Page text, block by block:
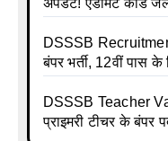
अपडेट! एडमिट कार्ड
DSSSB
बंपर भर्ती, 12वीं पास
DSSSB Teacher
प्राइमरी टीचर के बंपर